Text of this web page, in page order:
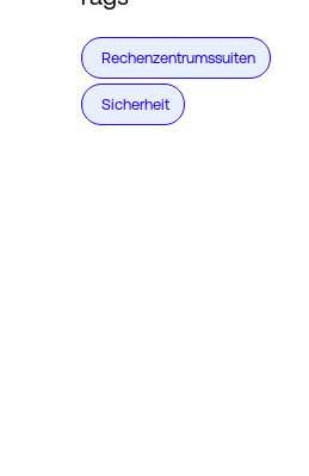
Rechenzentrumssuiten
Sicherheit